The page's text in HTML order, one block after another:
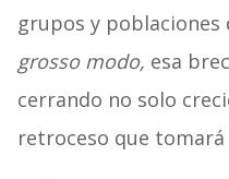
grupos y poblaciones
grosso modo, esa
cerrando no solo
retroceso que